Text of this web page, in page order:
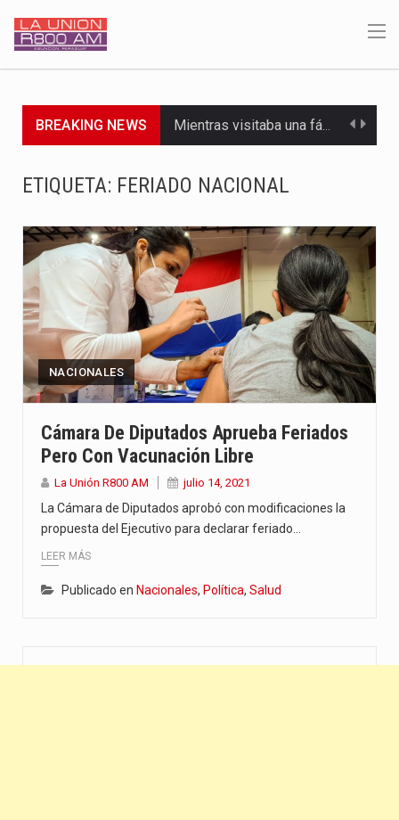
BREAKING NEWS Mientras visitaba una fábrica de armamentos en San Paulo, el…
Para Tania, una paraguaya de 33 años que reside en…
El presidente de la República se encontraba en el aeropuerto…
Una familia atravesó momentos de extrema tensión durante la madrugada…
Fretes se refirió concretamente al recorrido que realizó este jueves…
ETIQUETA: FERIADO NACIONAL
NACIONALES
Cámara De Diputados Aprueba Feriados
Pero Con Vacunación Libre
La Unión R800 AM julio 14, 2021
La Cámara de Diputados aprobó con modificaciones la
propuesta del Ejecutivo para declarar feriado…
LEER MÁS
Publicado en Nacionales, Política, Salud